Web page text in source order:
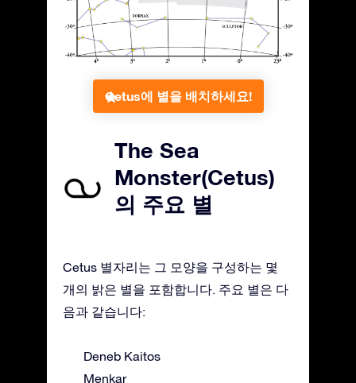
Cetus에 별을 배치하세요!
The Sea
Monster(Cetus)
의 주요 별
Cetus 별자리는 그 모양을 구성하는 몇
개의 밝은 별을 포함합니다. 주요 별은 다
음과 같습니다:
Deneb Kaitos
Menkar